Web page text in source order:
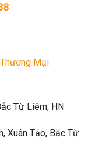
Mại
Từ Liêm, HN
Xuân Tảo, Bắc Từ